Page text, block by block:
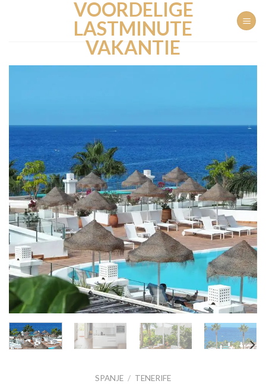
VOORDELIGE
LASTMINUTE
VAKANTIE
SPANJE / TENERIFE